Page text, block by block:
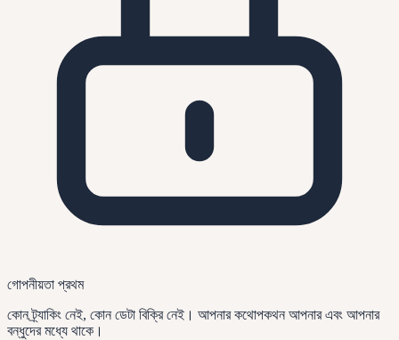
গোপনীয়তা প্রথম
কোন ট্র্যাকিং নেই, কোন ডেটা বিক্রি নেই। আপনার কথোপকথন আপনার এবং আপনার
বন্ধুদের মধ্যে থাকে।